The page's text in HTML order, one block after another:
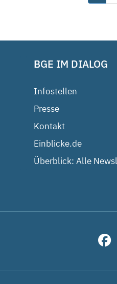
BGE IM DIALOG
Infostellen
Presse
Kontakt
Einblicke.de
Überblick: Alle